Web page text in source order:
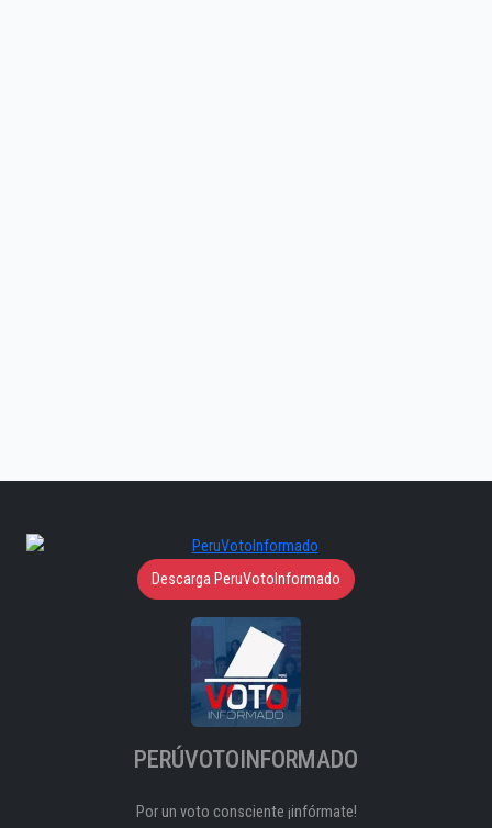
Descarga PeruVotoInformado
PERÚVOTOINFORMADO
Por un voto consciente ¡infórmate!